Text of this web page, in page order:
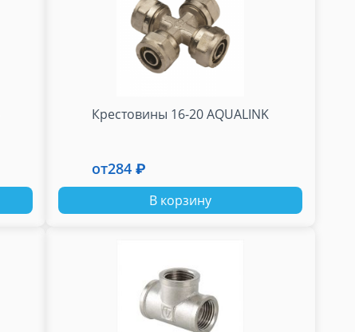
Крестовины 16-20 AQUALINK
от284 ₽
В корзину